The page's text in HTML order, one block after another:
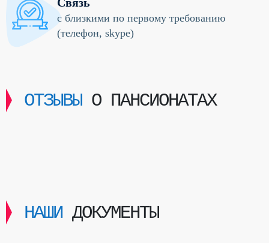
с близкими по первому требованию
(телефон, skype)
ОТЗЫВЫО ПАНСИОНАТАХ
НАШИДОКУМЕНТЫ